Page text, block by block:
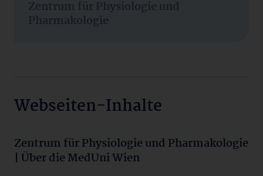
Zentrum für Physiologie und
Pharmakologie
Webseiten-Inhalte
Zentrum für Physiologie und Pharmakologie
| Über die MedUni Wien